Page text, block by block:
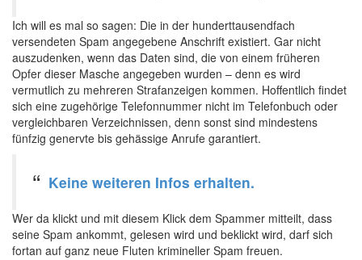
Ich will es mal so sagen: Die in der hunderttausendfach
versendeten Spam angegebene Anschrift existiert. Gar nicht
auszudenken, wenn das Daten sind, die von einem früheren
Opfer dieser Masche angegeben wurden – denn es wird
vermutlich zu mehreren Strafanzeigen kommen. Hoffentlich findet
sich eine zugehörige Telefonnummer nicht im Telefonbuch oder
vergleichbaren Verzeichnissen, denn sonst sind mindestens
fünfzig genervte bis gehässige Anrufe garantiert.
Keine weiteren Infos erhalten.
Wer da klickt und mit diesem Klick dem Spammer mitteilt, dass
seine Spam ankommt, gelesen wird und beklickt wird, darf sich
fortan auf ganz neue Fluten krimineller Spam freuen.